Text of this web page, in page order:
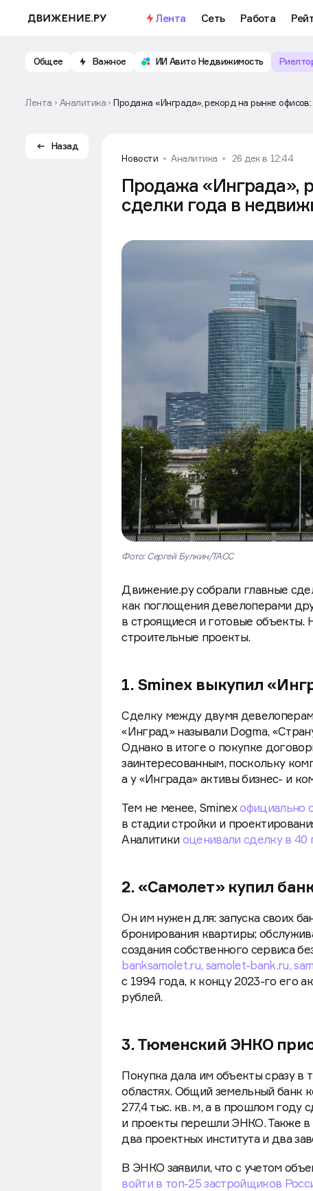
Лента Сеть Работа
Общее Важное ИИ Авито Недвижимость
Лента Аналитика Продажа «Инграда», рекорд на рынке
Назад
Новости
Аналитика 26 дек в 12:44
Продажа «Инграда»,
сделки года в
Фото: Сергей Булкин/ТАСС
Движение.ру собрали главные
как поглощения девелоперами
в строящиеся и готовые объекты.
строительные проекты.
1. Sminex выкупил
Сделку между двумя
«Инград» называли Dogma,
Однако в итоге о покупке
заинтересованным, поскольку
а у «Инграда» активы бизнес- и
Тем не менее, Sminexофициально
в стадии стройки и
Аналитики оценивали сделку в 40
2. «Самолет» купил
Он им нужен для: запуска своих
бронирования квартиры;
создания собственного сервиса
banksamolet.ru, samolet-bank.ru,
с 1994 года, к концу 2023-го его
рублей.
3. Тюменский ЭНКО
Покупка дала им объекты сразу в
областях. Общий земельный банк
277,4 тыс. кв. м, а в прошлом году
и проекты перешли ЭНКО. Также
два проектных института и два
В ЭНКО заявили, что с учетом
войти в топ-25 застройщиков